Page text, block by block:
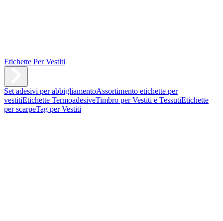
Etichette Per Vestiti
Set adesivi per abbigliamentoAssortimento etichette per
vestitiEtichette TermoadesiveTimbro per Vestiti e TessutiEtichette
per scarpeTag per Vestiti